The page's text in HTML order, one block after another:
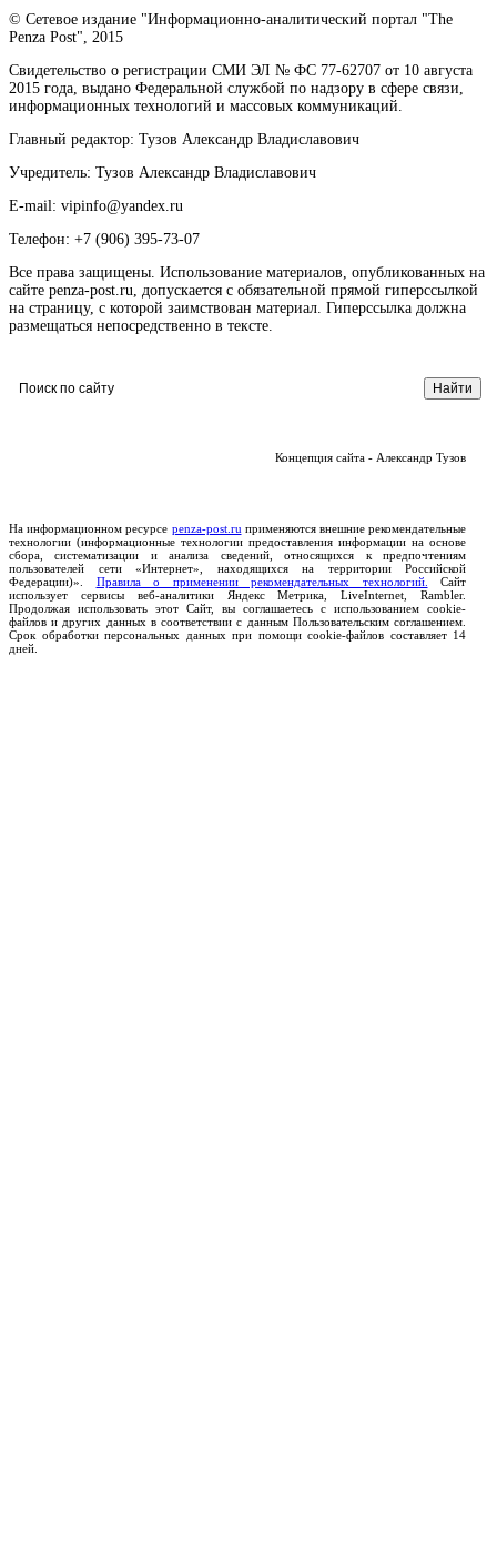
© Сетевое издание "Информационно-аналитический портал "The
Penza Post", 2015
Свидетельство о регистрации СМИ ЭЛ № ФС 77-62707 от 10 августа
2015 года, выдано Федеральной службой по надзору в сфере связи,
информационных технологий и массовых коммуникаций.
Главный редактор: Тузов Александр Владиславович
Учредитель: Тузов Александр Владиславович
E-mail: vipinfo@yandex.ru
Телефон: +7 (906) 395-73-07
Все права защищены. Использование материалов, опубликованных на
сайте penza-post.ru, допускается с обязательной прямой гиперссылкой
на страницу, с которой заимствован материал. Гиперссылка должна
размещаться непосредственно в тексте.
Концепция сайта - Александр Тузов
На информационном ресурсе penza-post.ru применяются внешние рекомендательные
технологии (информационные технологии предоставления информации на основе
сбора, систематизации и анализа сведений, относящихся к предпочтениям
пользователей сети «Интернет», находящихся на территории Российской
Федерации)». Правила о применении рекомендательных технологий.
Сайт
использует сервисы веб-аналитики Яндекс Метрика, LiveInternet, Rambler.
Продолжая использовать этот Сайт, вы соглашаетесь с использованием cookie-
файлов и других данных в соответствии с данным Пользовательским соглашением.
Срок обработки персональных данных при помощи cookie-файлов составляет 14
дней.